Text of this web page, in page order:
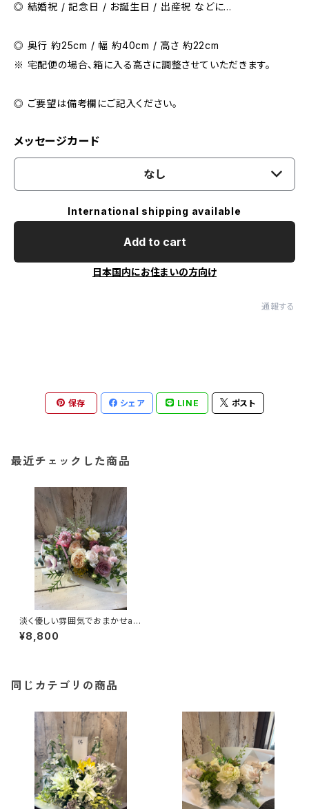
◎ 結婚祝 / 記念日 / お誕生日 / 出産祝 などに…
◎ 奥行 約25cm / 幅 約40cm / 高さ 約22cm
※ 宅配便の場合、箱に入る高さに調整させていただきます。
◎ ご要望は備考欄にご記入ください。
メッセージカード
なし
International shipping available
Add to cart
日本国内にお住まいの方向け
通報する
保存 シェア LINE ポスト
最近チェックした商品
淡く優しい雰囲気でおまかせarr
angement（TA24）
¥8,800
同じカテゴリの商品